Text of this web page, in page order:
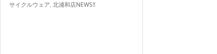
サイクルウェア, 北浦和店NEWS!!